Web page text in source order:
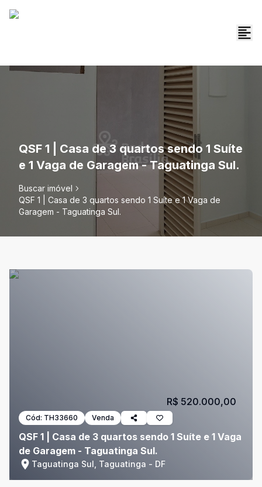
QSF 1 | Casa de 3 quartos sendo 1 Suíte
e 1 Vaga de Garagem - Taguatinga Sul.
Buscar imóvel
QSF 1 | Casa de 3 quartos sendo 1 Suíte e 1 Vaga de
Garagem - Taguatinga Sul.
Cód: TH33660 Venda
QSF 1 | Casa de 3 quartos sendo 1 Suíte e 1 Vaga
de Garagem - Taguatinga Sul.
Taguatinga Sul, Taguatinga - DF
R$ 520.000,00